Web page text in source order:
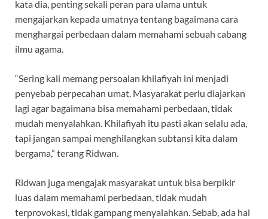
kata dia, penting sekali peran para ulama untuk
mengajarkan kepada umatnya tentang bagaimana cara
menghargai perbedaan dalam memahami sebuah cabang
ilmu agama.
“Sering kali memang persoalan khilafiyah ini menjadi
penyebab perpecahan umat. Masyarakat perlu diajarkan
lagi agar bagaimana bisa memahami perbedaan, tidak
mudah menyalahkan. Khilafiyah itu pasti akan selalu ada,
tapi jangan sampai menghilangkan subtansi kita dalam
bergama,” terang Ridwan.
Ridwan juga mengajak masyarakat untuk bisa berpikir
luas dalam memahami perbedaan, tidak mudah
terprovokasi, tidak gampang menyalahkan. Sebab, ada hal